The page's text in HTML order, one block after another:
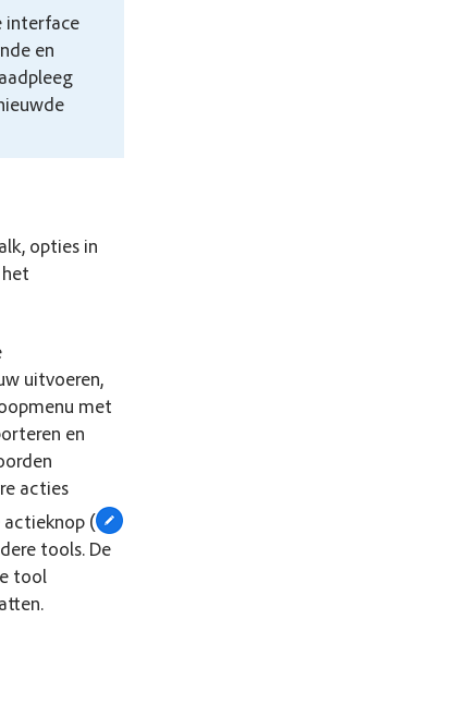
interface
en
opties in
uitvoeren,
met
en
acties
actieknop (
tools. De
tool